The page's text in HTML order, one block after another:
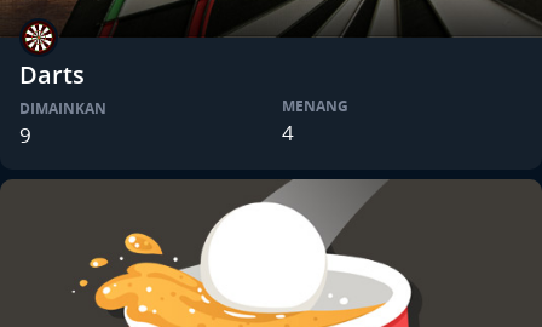
Darts
DIMAINKAN
9
MENANG
4